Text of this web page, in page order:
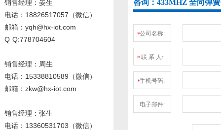
销售经理 ：晏生
电话：18826517057（微信）
邮箱：yqh@hx-iot.com
Q Q:778704604
销售经理：周生
电话 ：15338810589 （微信）
邮箱：zkw@hx-iot.com
销售经理：张生
电话 ：13360531703 （微信）
咨询：433MHZ 全向弹
*公司名称:
*联 系 人:
*手机号码:
电子邮件: